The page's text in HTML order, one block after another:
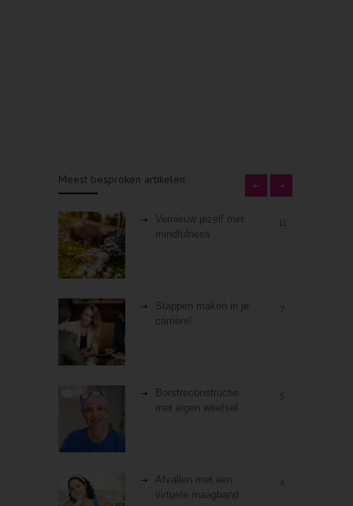
Meest besproken artikelen
Vernieuw jezelf met
mindfulness
Stappen maken in je
carrière!
7
Borstreconstructie
met eigen weefsel
5
Afvallen met een
virtuele maagband
4